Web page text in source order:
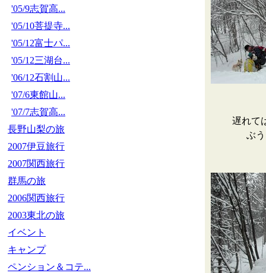
'05/9志賀高...
'05/10菩提寺...
'05/12富士パ...
'05/12三湖台...
'06/12石割山...
'07/6東館山...
'07/7志賀高...
長野山梨の旅
2007伊豆旅行
2007関西旅行
群馬の旅
2006関西旅行
2003東北の旅
イベント
キャンプ
ペンション＆コテ...
遅れて
ぶ